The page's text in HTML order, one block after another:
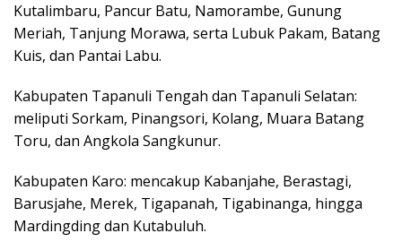
Kutalimbaru, Pancur Batu, Namorambe, Gunung
Meriah, Tanjung Morawa, serta Lubuk Pakam, Batang
Kuis, dan Pantai Labu.
Kabupaten Tapanuli Tengah dan Tapanuli Selatan:
meliputi Sorkam, Pinangsori, Kolang, Muara Batang
Toru, dan Angkola Sangkunur.
Kabupaten Karo: mencakup Kabanjahe, Berastagi,
Barusjahe, Merek, Tigapanah, Tigabinanga, hingga
Mardingding dan Kutabuluh.